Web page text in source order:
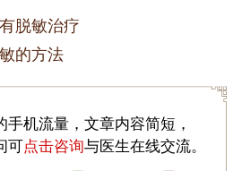
脱敏治疗
的方法
手机流量，文章内容简短，
可点击咨询与医生在线交流。